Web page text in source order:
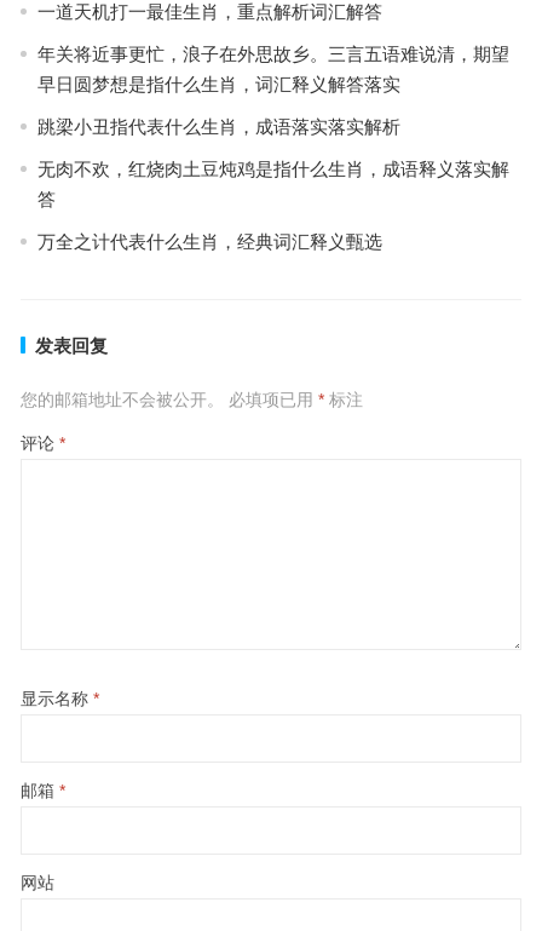
一道天机打一最佳生肖，重点解析词汇解答
年关将近事更忙，浪子在外思故乡。三言五语难说清，期望
早日圆梦想是指什么生肖，词汇释义解答落实
跳梁小丑指代表什么生肖，成语落实落实解析
无肉不欢，红烧肉土豆炖鸡是指什么生肖，成语释义落实解
答
万全之计代表什么生肖，经典词汇释义甄选
发表回复
您的邮箱地址不会被公开。 必填项已用 *标注
评论 *
显示名称 *
邮箱 *
网站